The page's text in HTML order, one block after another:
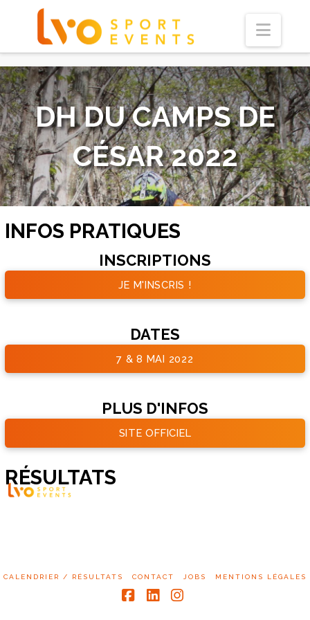
DH DU CAMPS DE
CÉSAR 2022
INFOS PRATIQUES
INSCRIPTIONS
JE M'INSCRIS !
DATES
7 & 8 MAI 2022
PLUS D'INFOS
SITE OFFICIEL
RÉSULTATS
CALENDRIER / RÉSULTATS CONTACT JOBS MENTIONS LÉGALES